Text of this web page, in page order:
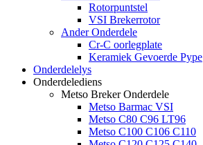
Rotorpuntstel
VSI Brekerrotor
Ander Onderdele
Cr-C oorlegplate
Keramiek Gevoerde Pype
Onderdelelys
Onderdelediens
Metso Breker Onderdele
Metso Barmac VSI
Metso C80 C96 LT96
Metso C100 C106 C110